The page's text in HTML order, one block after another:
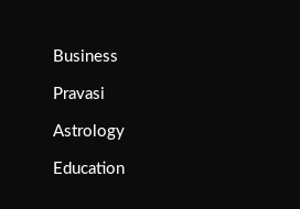
Business
Pravasi
Astrology
Education